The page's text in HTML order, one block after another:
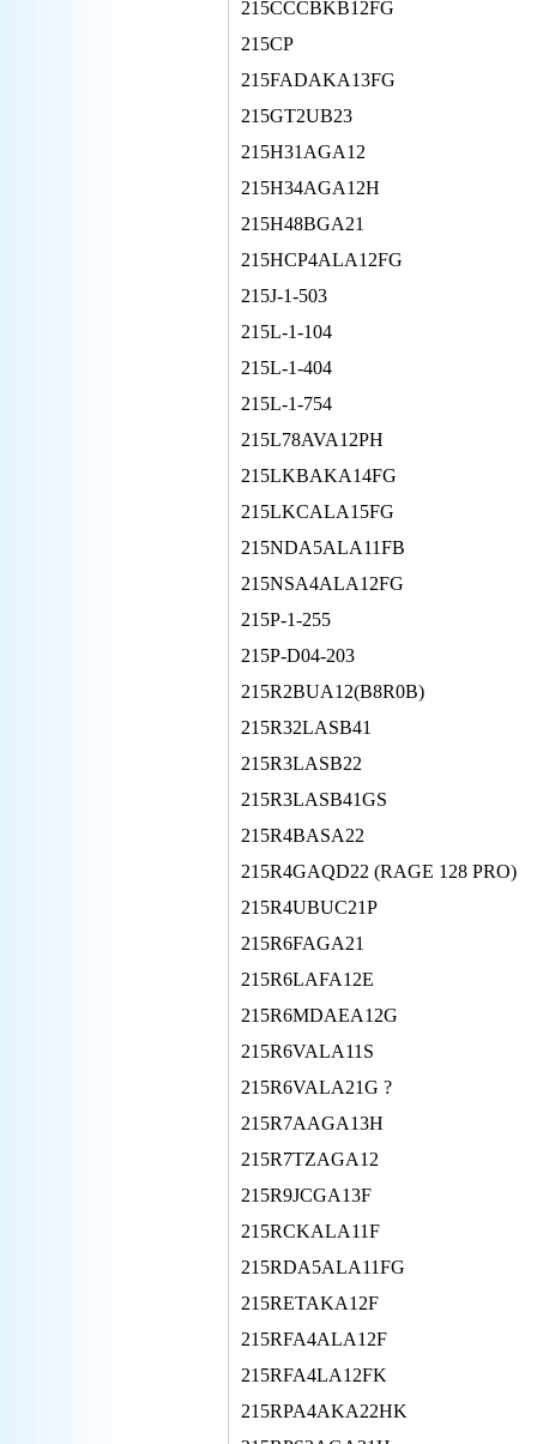
215CCCBKB12FG
215CP
215FADAKA13FG
215GT2UB23
215H31AGA12
215H34AGA12H
215H48BGA21
215HCP4ALA12FG
215J-1-503
215L-1-104
215L-1-404
215L-1-754
215L78AVA12PH
215LKBAKA14FG
215LKCALA15FG
215NDA5ALA11FB
215NSA4ALA12FG
215P-1-255
215P-D04-203
215R2BUA12(B8R0B)
215R32LASB41
215R3LASB22
215R3LASB41GS
215R4BASA22
215R4GAQD22 (RAGE 128 PRO)
215R4UBUC21P
215R6FAGA21
215R6LAFA12E
215R6MDAEA12G
215R6VALA11S
215R6VALA21G ?
215R7AAGA13H
215R7TZAGA12
215R9JCGA13F
215RCKALA11F
215RDA5ALA11FG
215RETAKA12F
215RFA4ALA12F
215RFA4LA12FK
215RPA4AKA22HK